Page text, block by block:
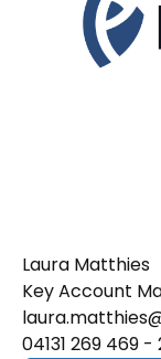
Laura Matthies
Key Account
04131 269 469 -